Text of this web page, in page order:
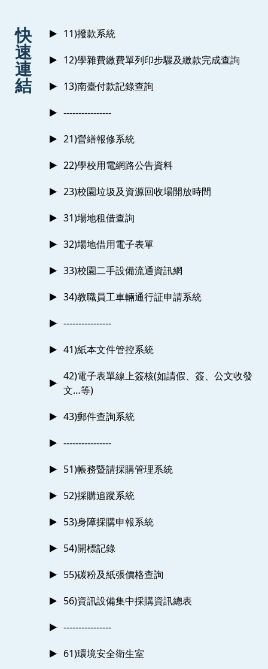
快
速
連
結
11)撥款系統
12)學雜費繳費單列印步驟及繳款完成查詢
13)南臺付款記錄查詢
----------------
21)營繕報修系統
22)學校用電網路公告資料
23)校園垃圾及資源回收場開放時間
31)場地租借查詢
32)場地借用電子表單
33)校園二手設備流通資訊網
34)教職員工車輛通行証申請系統
----------------
41)紙本文件管控系統
42)電子表單線上簽核(如請假、簽、公文收發
文…等)
43)郵件查詢系統
----------------
51)帳務暨請採購管理系統
52)採購追蹤系統
53)身障採購申報系統
54)開標記錄
55)碳粉及紙張價格查詢
56)資訊設備集中採購資訊總表
----------------
61)環境安全衛生室